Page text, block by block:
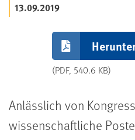
13.09.2019
(PDF, 540.6 KB)
Anlässlich von
wissenschaftliche